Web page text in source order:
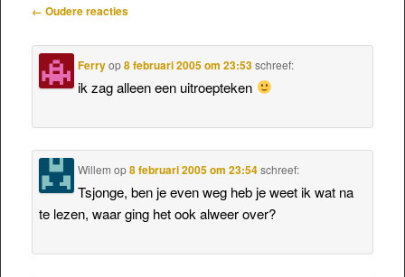
Reactienavigatie
← Oudere reacties
Ferryop8 februari 2005 om 23:53 schreef:
ik zag alleen een uitroepteken
Willem op8 februari 2005 om 23:54 schreef:
Tsjonge, ben je even weg heb je weet ik wat na
te lezen, waar ging het ook alweer over?